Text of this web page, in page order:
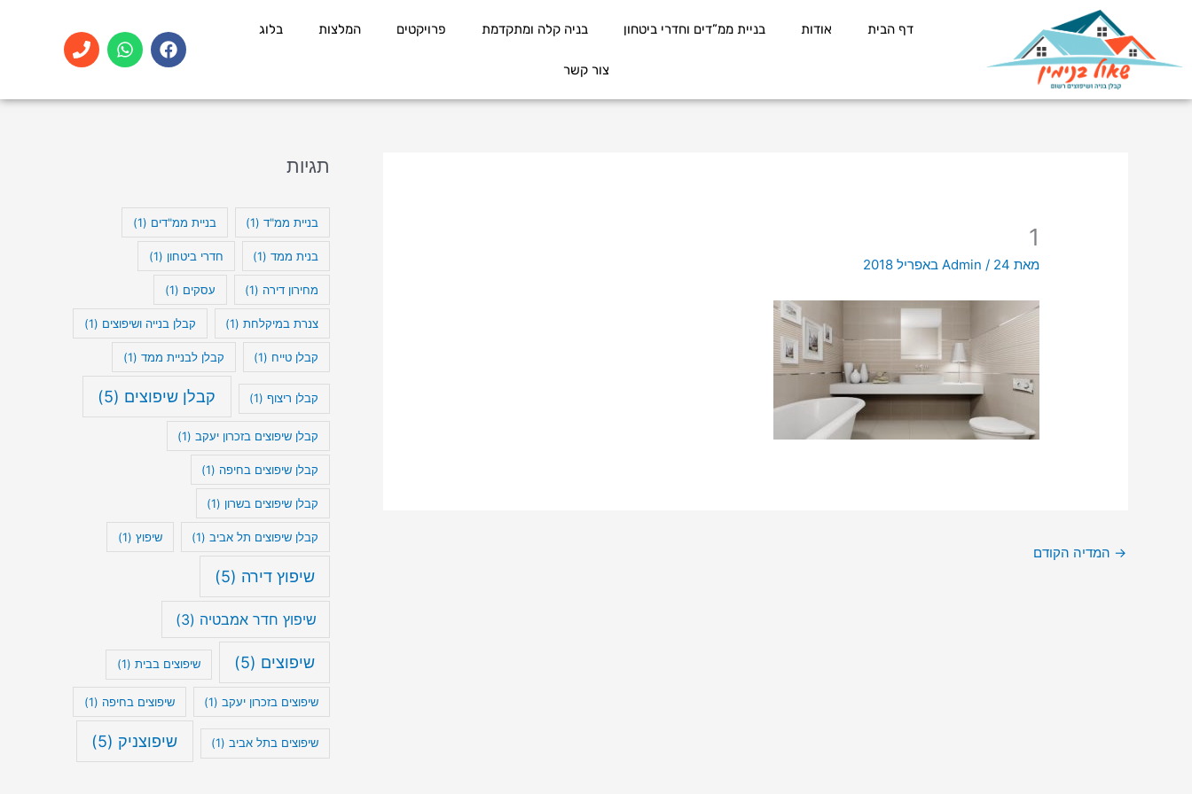
דף הבית אודות בניית ממ”דים וחדרי ביטחון בניה קלה ומתקדמת פרויקטים המלצות בלוג
צור קשר
F
a
b
W
h
s
P
h
e
1
מאת Admin / 24 באפריל 2018
→ המדיה הקודם
תגיות
בניית ממ"ד(1) בניית ממ"דים (1)
בנית ממד(1) חדרי ביטחון (1)
מחירון דירה (1) עסקים (1)
צנרת במיקלחת(1) קבלן בנייה ושיפוצים (1)
קבלן טייח (1) קבלן לבניית ממד (1)
קבלן ריצוף(1) קבלן שיפוצים (5)
קבלן שיפוצים בזכרון יעקב(1)
קבלן שיפוצים בחיפה (1)
קבלן שיפוצים בשרון (1)
קבלן שיפוצים תל אביב(1) שיפוץ (1)
שיפוץ דירה (5)
שיפוץ חדר אמבטיה (3)
שיפוצים (5) שיפוצים בבית (1)
שיפוצים בזכרון יעקב(1) שיפוצים בחיפה (1)
שיפוצים בתל אביב(1) שיפוצניק (5)